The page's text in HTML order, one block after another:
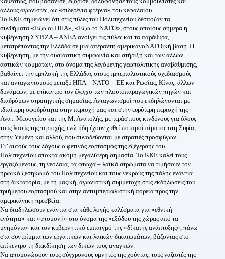
άλλους αγωνιστές, ως «σιδερένια φτέρνα» του κεφαλαίου.
Το ΚΚΕ σημειώνει ότι στις πύλες του Πολυτεχνείου δέσποζαν τα
συνθήματα «Έξω οι ΗΠΑ», «Έξω το ΝΑΤΟ», στους οποίους σήμερα η
κυβέρνηση ΣΥΡΙΖΑ – ΑΝΕΛ ανοίγει τις πύλες και τα παράθυρα,
μετατρέποντας την Ελλάδα σε μια απέραντη αμερικανοΝΑΤΟική βάση. Η
κυβέρνηση, με την ουσιαστική συμφωνία και στήριξη και των άλλων
αστικών κομμάτων, στο όνομα της λεγόμενης γεωπολιτικής αναβάθμισης,
βαθαίνει την εμπλοκή της Ελλάδας στους ιμπεριαλιστικούς σχεδιασμούς
και ανταγωνισμούς μεταξύ ΗΠΑ – ΝΑΤΟ – ΕΕ και Ρωσίας, Κίνας, άλλων
δυνάμεων, με επίκεντρο τον έλεγχο των πλουτοπαραγωγικών πηγών και
διαδρόμων στρατηγικής σημασίας. Ανταγωνισμοί που εκδηλώνονται με
ιδιαίτερη σφοδρότητα στην περιοχή μας και στην ευρύτερη περιοχή της
Ανατ. Μεσογείου και της Μ. Ανατολής, με τεράστιους κινδύνους για όλους
τους λαούς της περιοχής, ενώ ήδη έχουν χυθεί ποταμοί αίματος στη Συρία,
στην Υεμένη και αλλού, που συνοδεύονται με στρατιές προσφύγων.
Γι’ αυτούς τους λόγους ο φετινός εορτασμός της εξέγερσης του
Πολυτεχνείου αποκτά ακόμη μεγαλύτερη σημασία. Το ΚΚΕ καλεί τους
εργαζόμενους, τη νεολαία, τα φτωχά – λαϊκά στρώματα να τιμήσουν τον
ηρωικό ξεσηκωμό του Πολυτεχνείου και τους νεκρούς της πάλης ενάντια
στη δικτατορία, με τη μαζική, αγωνιστική συμμετοχή στις εκδηλώσεις του
τριήμερου εορτασμού και στην αντιιμπεριαλιστική πορεία προς την
αμερικάνικη πρεσβεία.
Να διαδηλώσουν ενάντια στα κάθε λογής καλέσματα για «εθνική
ενότητα» και «υπομονή» στο όνομα της «εξόδου της χώρας από τα
μνημόνια» και τον κυβερνητικό εμπαιγμό της «δίκαιης ανάπτυξης», πάνω
στα συντρίμμια των εργατικών και λαϊκών δικαιωμάτων, βάζοντας στο
επίκεντρο τη διεκδίκηση των δικών τους αναγκών.
Να απομονώσουν τους σύγχρονους υμνητές της χούντας, τους ναζιστές της